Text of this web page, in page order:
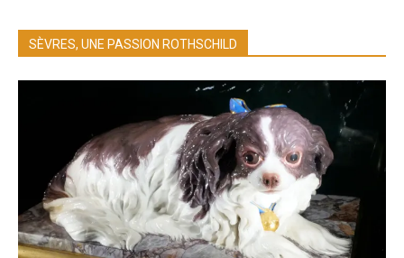
SÈVRES, UNE PASSION ROTHSCHILD